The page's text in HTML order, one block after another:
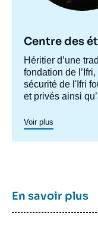
Centre des
Accroche
centre
Héritier d’une
fondation de
sécurité de l'Ifri
et privés ainsi
modes de
venir. Par son
politique et de
dans le paysage
pôle unique de
débat de
Voir plus
En savoir plus